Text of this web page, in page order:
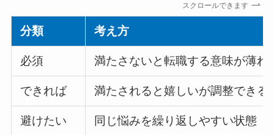
スクロールできます
分類 考え方
必須 満たさないと転職する意味が薄れ
できれば 満たされると嬉しいが調整できる
避けたい 同じ悩みを繰り返しやすい状態